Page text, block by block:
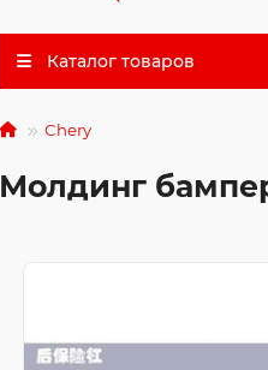
Каталог товаров
Chery
Молдинг